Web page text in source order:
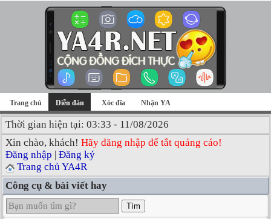
Trang chủ Diễn đàn Xóc đĩa Nhận YA
Thời gian hiện tại: 03:33 - 11/08/2026
Xin chào, khách! Hãy đăng nhập để tắt quảng cáo!
Đăng nhập | Đăng ký
Trang chủ YA4R
Công cụ & bài viết hay
Tìm